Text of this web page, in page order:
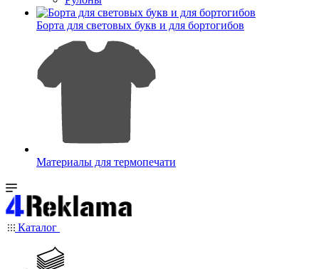
Борта для световых букв и для бортогибов
Материалы для термопечати
Каталог